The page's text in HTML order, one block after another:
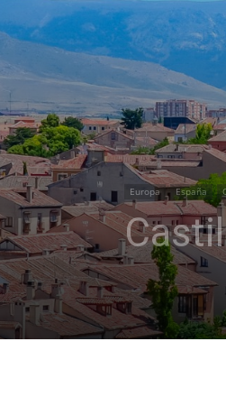
Europa España